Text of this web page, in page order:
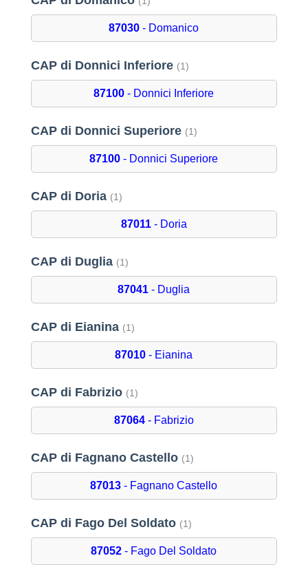
87030 - Domanico
CAP di Donnici Inferiore (1)
87100 - Donnici Inferiore
CAP di Donnici Superiore (1)
87100 - Donnici Superiore
CAP di Doria (1)
87011- Doria
CAP di Duglia (1)
87041 - Duglia
CAP di Eianina (1)
87010 - Eianina
CAP di Fabrizio (1)
87064- Fabrizio
CAP di Fagnano Castello (1)
87013 - Fagnano Castello
CAP di Fago Del Soldato (1)
87052 - Fago Del Soldato